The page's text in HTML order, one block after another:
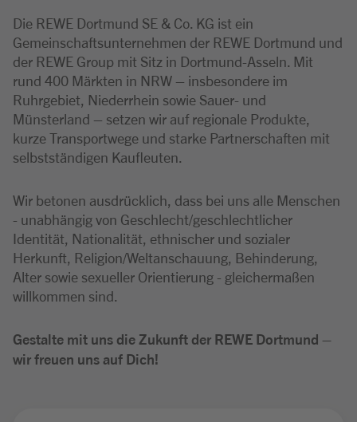
Die REWE Dortmund SE & Co. KG ist ein
Gemeinschaftsunternehmen der REWE Dortmund und
der REWE Group mit Sitz in Dortmund-Asseln. Mit
rund 400 Märkten in NRW – insbesondere im
Ruhrgebiet, Niederrhein sowie Sauer- und
Münsterland – setzen wir auf regionale Produkte,
kurze Transportwege und starke Partnerschaften mit
selbstständigen Kaufleuten.
Wir betonen ausdrücklich, dass bei uns alle Menschen
- unabhängig von Geschlecht/geschlechtlicher
Identität, Nationalität, ethnischer und sozialer
Herkunft, Religion/Weltanschauung, Behinderung,
Alter sowie sexueller Orientierung - gleichermaßen
willkommen sind.
Gestalte mit uns die Zukunft der REWE Dortmund –
wir freuen uns auf Dich!